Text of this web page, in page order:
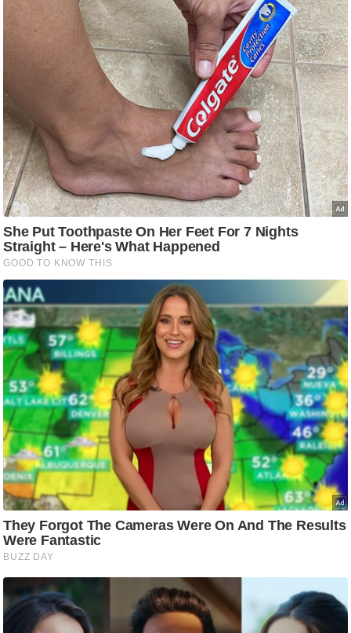
आ
र
स
मी
क्षा
ध
र्म
ज्यो
ति
ष
प्र
भु
म
हि
मा
/
ध
र्म
स्थ
ल
व्र
त
त्यो
हा